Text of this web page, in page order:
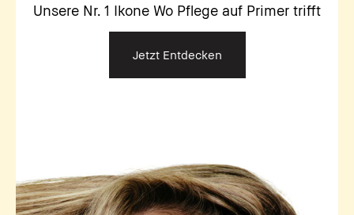
Unsere Nr. 1 Ikone Wo Pflege auf Primer trifft
Jetzt Entdecken